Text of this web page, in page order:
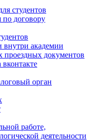
студентов
по договору
внутри академии
проездных документов
орган
работе,
деятельности